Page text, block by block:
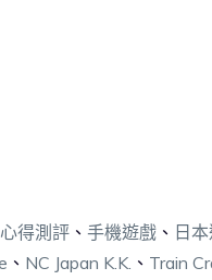
心得測評、 手機遊戲、 日
、 NC Japan K.K. 、 Train